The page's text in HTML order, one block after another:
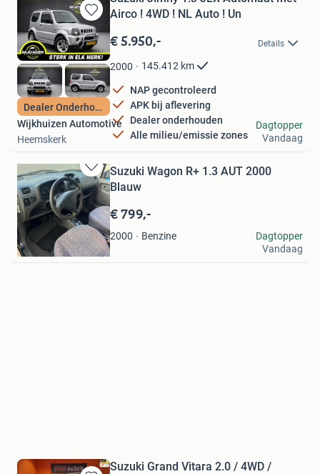
Bewaren
in
Mijn
Favorieten
Dealer Onderhouden
Airco ! 4WD ! NL Auto ! Un
€ 5.950,- Details
2000 145.412 km
NAP gecontroleerd
APK bij aflevering
Dealer onderhouden
Alle milieu/emissie zones
Wijkhuizen Automotive
Heemskerk
Dagtopper
Vandaag
Bewaren
in
Mijn
Favorieten
Suzuki Wagon R+ 1.3 AUT 2000
Blauw
€ 799,-
2000 Benzine
M.beyaz
Wormerveer
Dagtopper
Vandaag
Suzuki Grand Vitara 2.0 / 4WD /